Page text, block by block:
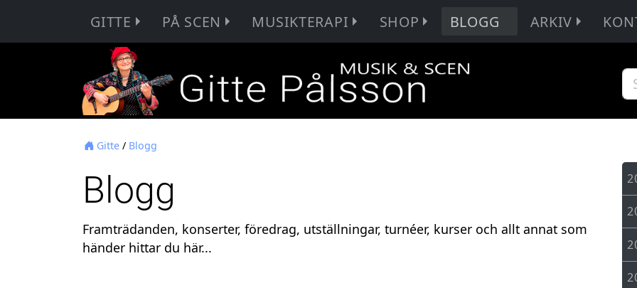
GITTE PÅ SCEN MUSIKTERAPI SHOP BLOGG ARKIV
Gitte / Blogg
Blogg
Framträdanden, konserter, föredrag, utställningar, turnéer, kurser och allt annat som
händer hittar du här...